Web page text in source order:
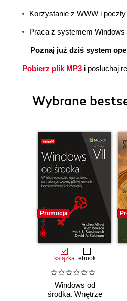
Korzystanie z WWW i
Praca z systemem Windows
Poznaj już dziś system
Pobierz plik MP3 i posłuchaj
Wybrane
Promocja
książka ebook
Windows od
środka. Wnętrze